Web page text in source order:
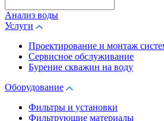
Анализ воды
Услуги
Проектирование и монтаж
Сервисное обслуживание
Бурение скважин на воду
Оборудование
Фильтры и установки
Фильтрующие материалы